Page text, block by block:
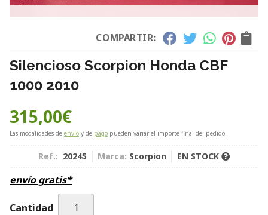
COMPARTIR:
Silencioso Scorpion Honda CBF
1000 2010
315,00€
Las modalidades de envío y de pago pueden variar el importe final del pedido.
Ref.: 20245 Marca: Scorpion EN STOCK
envío gratis*
Cantidad